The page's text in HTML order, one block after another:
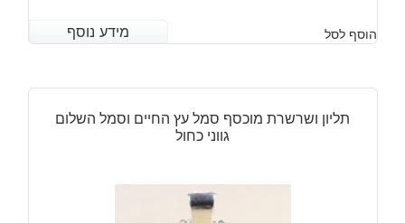
מידע נוסף הוסף לסל מידע נוסף
תליון ושרשרת מוכסף סמל עץ החיים וסמל השלום
גווני כחול